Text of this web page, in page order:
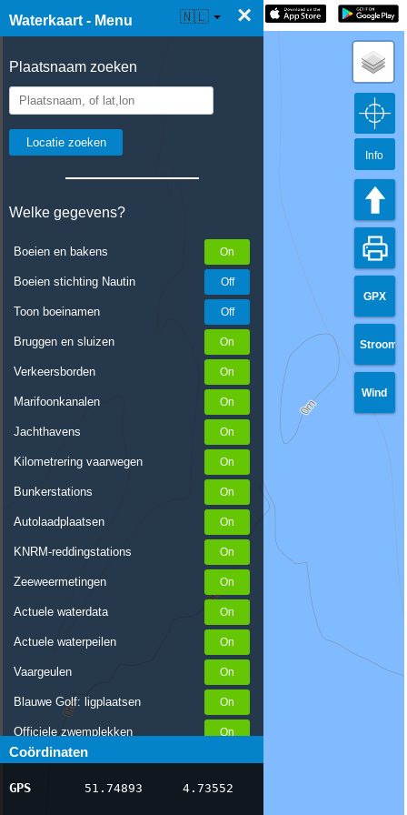
Waterkaart - Menu ×
Plaatsnaam zoeken
Welke gegevens?
Boeien en bakens
Boeien stichting Nautin
Toon boeinamen
Bruggen en sluizen
Verkeersborden
Marifoonkanalen
Jachthavens
Kilometrering vaarwegen
Bunkerstations
Autolaadplaatsen
KNRM-reddingstations
Zeeweermetingen
Actuele waterdata
Actuele waterpeilen
Vaargeulen
Blauwe Golf: ligplaatsen
Officiele zwemplekken
Stremmingen/hinder
AIS scheepsposities
Coördinaten
GPS 51.74893 4.73552
☰ Waterkaart Live 🇳🇱
GPX
Stroom
Wind
Info